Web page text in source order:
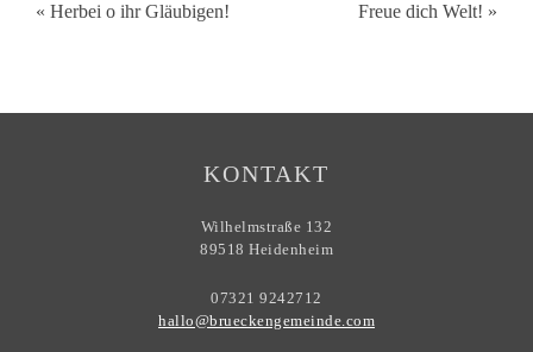
« Herbei o ihr Gläubigen! Freue dich Welt! »
KONTAKT
Wilhelmstraße 132
89518 Heidenheim
07321 9242712
hallo@brueckengemeinde.com